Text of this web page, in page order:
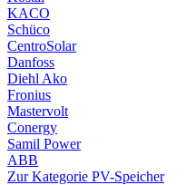
KACO
Schüco
CentroSolar
Danfoss
Diehl Ako
Fronius
Mastervolt
Conergy
Samil Power
ABB
Zur Kategorie PV-Speicher